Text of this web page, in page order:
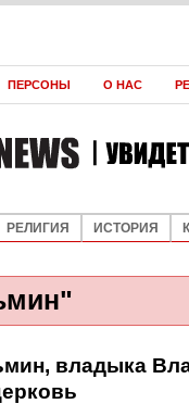
ПЕРСОНЫ О НАС
РЕЛИГИЯ ИСТОРИЯ
, владыка